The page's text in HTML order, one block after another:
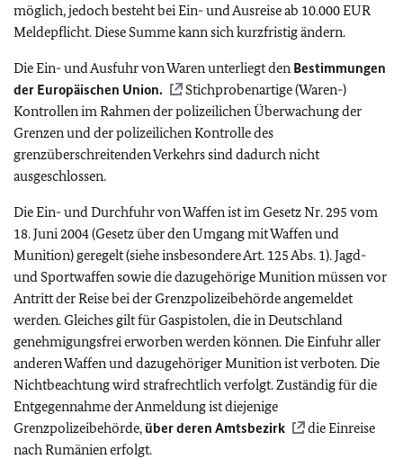
möglich, jedoch besteht bei Ein- und Ausreise ab 10.000 EUR
Meldepflicht. Diese Summe kann sich kurzfristig ändern.
Die Ein- und Ausfuhr von Waren unterliegt den Bestimmungen
der Europäischen Union.
Stichprobenartige (Waren-)
Kontrollen im Rahmen der polizeilichen Überwachung der
Grenzen und der polizeilichen Kontrolle des
grenzüberschreitenden Verkehrs sind dadurch nicht
ausgeschlossen.
Die Ein- und Durchfuhr von Waffen ist im Gesetz Nr. 295 vom
18. Juni 2004 (Gesetz über den Umgang mit Waffen und
Munition) geregelt (siehe insbesondere Art. 125 Abs. 1). Jagd-
und Sportwaffen sowie die dazugehörige Munition müssen vor
Antritt der Reise bei der Grenzpolizeibehörde angemeldet
werden. Gleiches gilt für Gaspistolen, die in Deutschland
genehmigungsfrei erworben werden können. Die Einfuhr aller
anderen Waffen und dazugehöriger Munition ist verboten. Die
Nichtbeachtung wird strafrechtlich verfolgt. Zuständig für die
Entgegennahme der Anmeldung ist diejenige
Grenzpolizeibehörde, über deren Amtsbezirk
die Einreise
nach Rumänien erfolgt.